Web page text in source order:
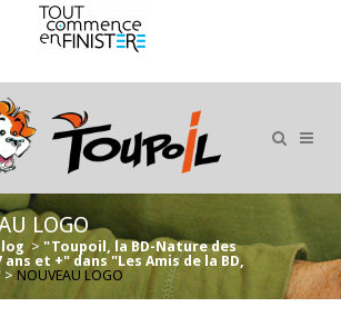
LOGO
> "Toupoil, la BD-Nature des
ans et +" dans "Les Amis de la BD,
> NOUVEAU LOGO